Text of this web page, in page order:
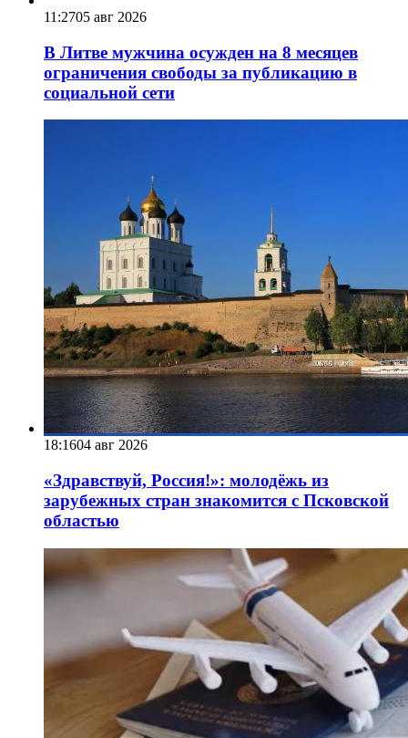
11:2705 авг 2026
В Литве мужчина осужден на 8 месяцев
ограничения свободы за публикацию в
социальной сети
18:1604 авг 2026
«Здравствуй, Россия!»: молодёжь из
зарубежных стран знакомится с Псковской
областью